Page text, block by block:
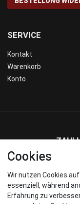
SERVICE
Kontakt
Warenkorb
Konto
Cookies
Wir nutzen Cookies
essenziell, während
Erfahrung zu